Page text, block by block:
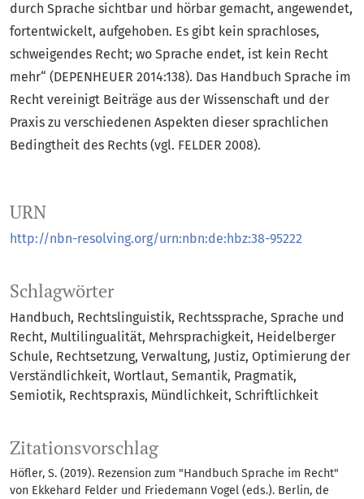
Schlagwörter
Handbuch Rechtslinguistik Rechtssprache Sprache und
Recht Multilingualität, Mehrsprachigkeit Heidelberger
Schule Rechtsetzung Verwaltung Justiz Optimierung der
Verständlichkeit Wortlaut Semantik Pragmatik
Semiotik Rechtspraxis Mündlichkeit, Schriftlichkeit
URN
http://nbn-resolving.org/urn:nbn:de:hbz:38-95222
Zitationsvorschlag
Höfler, S. (2019). Rezension zum "Handbuch Sprache im Recht"
von Ekkehard Felder und Friedemann Vogel (eds.). Berlin, de
durch Sprache sichtbar und hörbar gemacht, angewendet,
fortentwickelt, aufgehoben. Es gibt kein sprachloses,
schweigendes Recht; wo Sprache endet, ist kein Recht
mehr“ (DEPENHEUER 2014:138). Das Handbuch Sprache im
Recht vereinigt Beiträge aus der Wissenschaft und der
Praxis zu verschiedenen Aspekten dieser sprachlichen
Bedingtheit des Rechts (vgl. FELDER 2008).